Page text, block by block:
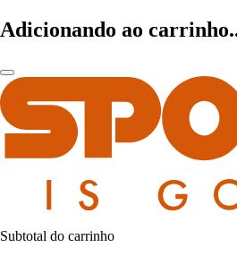
Adicionando ao
Subtotal do carrinho